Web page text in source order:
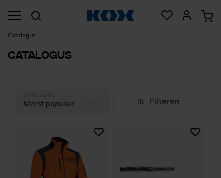
Catalogus
Catalogus
Filteren